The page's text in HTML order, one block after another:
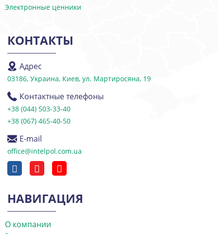
Электронные ценники
КОНТАКТЫ
Адрес
03186, Украина, Киев, ул. Мартиросяна, 19
Контактные телефоны
+38 (044) 503-33-40
+38 (067) 465-40-50
E-mail
office@intelpol.com.ua
НАВИГАЦИЯ
О компании